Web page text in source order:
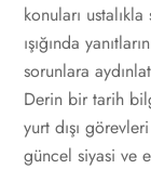
konuları
ışığında
sorunlara
Derin bir tarih
yurt dışı
güncel siyasi ve